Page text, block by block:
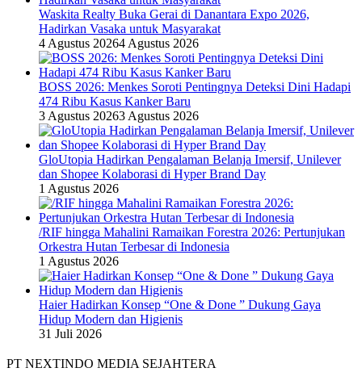
Waskita Realty Buka Gerai di Danantara Expo 2026,
Hadirkan Vasaka untuk Masyarakat
4 Agustus 20264 Agustus 2026
BOSS 2026: Menkes Soroti Pentingnya Deteksi Dini Hadapi
474 Ribu Kasus Kanker Baru
3 Agustus 20263 Agustus 2026
GloUtopia Hadirkan Pengalaman Belanja Imersif, Unilever
dan Shopee Kolaborasi di Hyper Brand Day
1 Agustus 2026
/RIF hingga Mahalini Ramaikan Forestra 2026: Pertunjukan
Orkestra Hutan Terbesar di Indonesia
1 Agustus 2026
Haier Hadirkan Konsep “One & Done ” Dukung Gaya
Hidup Modern dan Higienis
31 Juli 2026
PT NEXTINDO MEDIA SEJAHTERA